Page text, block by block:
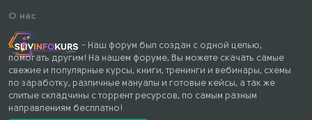
О нас
- Наш форум был создан с одной целью,
помогать другим! На нашем форуме, Вы можете скачать самые
свежие и популярные курсы, книги, тренинги и вебинары, схемы
по заработку, различные мануалы и готовые кейсы, а так же
слитые складчины с торрент ресурсов, по самым разным
направлениям бесплатно!